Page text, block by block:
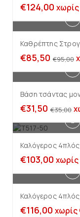
€124,00
Καθρέπτης
€95,00
€85,50
Βάση τσάντας
€35,00
€31,50
Καλόγερος 4πλός
€103,00
Καλόγερος
€116,00 χωρίς